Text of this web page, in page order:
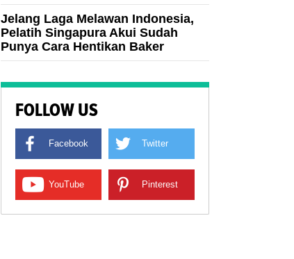
Jelang Laga Melawan Indonesia,
Pelatih Singapura Akui Sudah
Punya Cara Hentikan Baker
FOLLOW US
Facebook Twitter
YouTube Pinterest